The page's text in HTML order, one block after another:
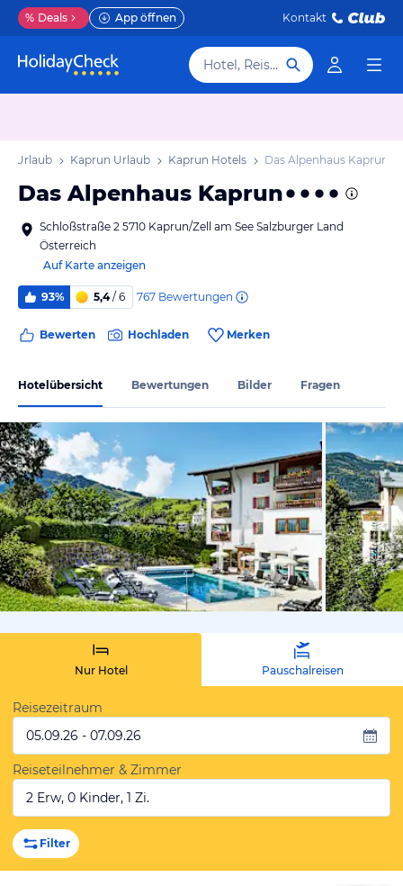
% Deals App öffnen Kontakt
Hotel, Reiseziel
Urlaub Kaprun Urlaub Kaprun Hotels Das Alpenhaus Kaprun
Das Alpenhaus Kaprun
Schloßstraße 2 5710 Kaprun/Zell am See Salzburger Land
Österreich
Auf Karte anzeigen
93% 5,4/ 6 767 Bewertungen
Bewerten Hochladen Merken
Hotelübersicht Bewertungen Bilder Fragen
vom
Nur Hotel Pauschalreisen
Reisezeitraum
05.09.26 - 07.09.26
Reiseteilnehmer & Zimmer
2 Erw, 0 Kinder, 1 Zi.
Filter